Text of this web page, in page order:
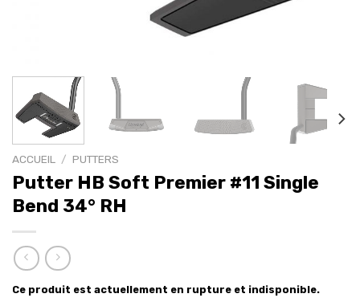
ACCUEIL / PUTTERS
Putter HB Soft Premier #11 Single
Bend 34° RH
Ce produit est actuellement en rupture et indisponible.